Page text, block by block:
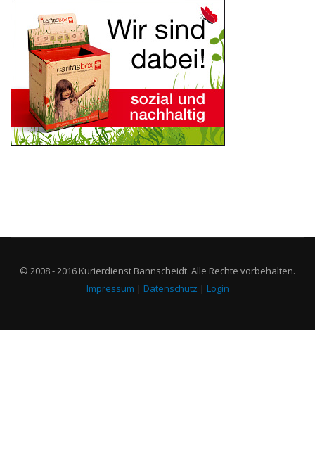
© 2008 - 2016 Kurierdienst Bannscheidt. Alle Rechte vorbehalten.
Impressum | Datenschutz | Login